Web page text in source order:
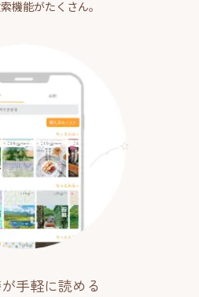
機能がたくさん。
手軽に読める